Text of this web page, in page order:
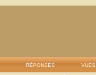
RÉPONSES VUES